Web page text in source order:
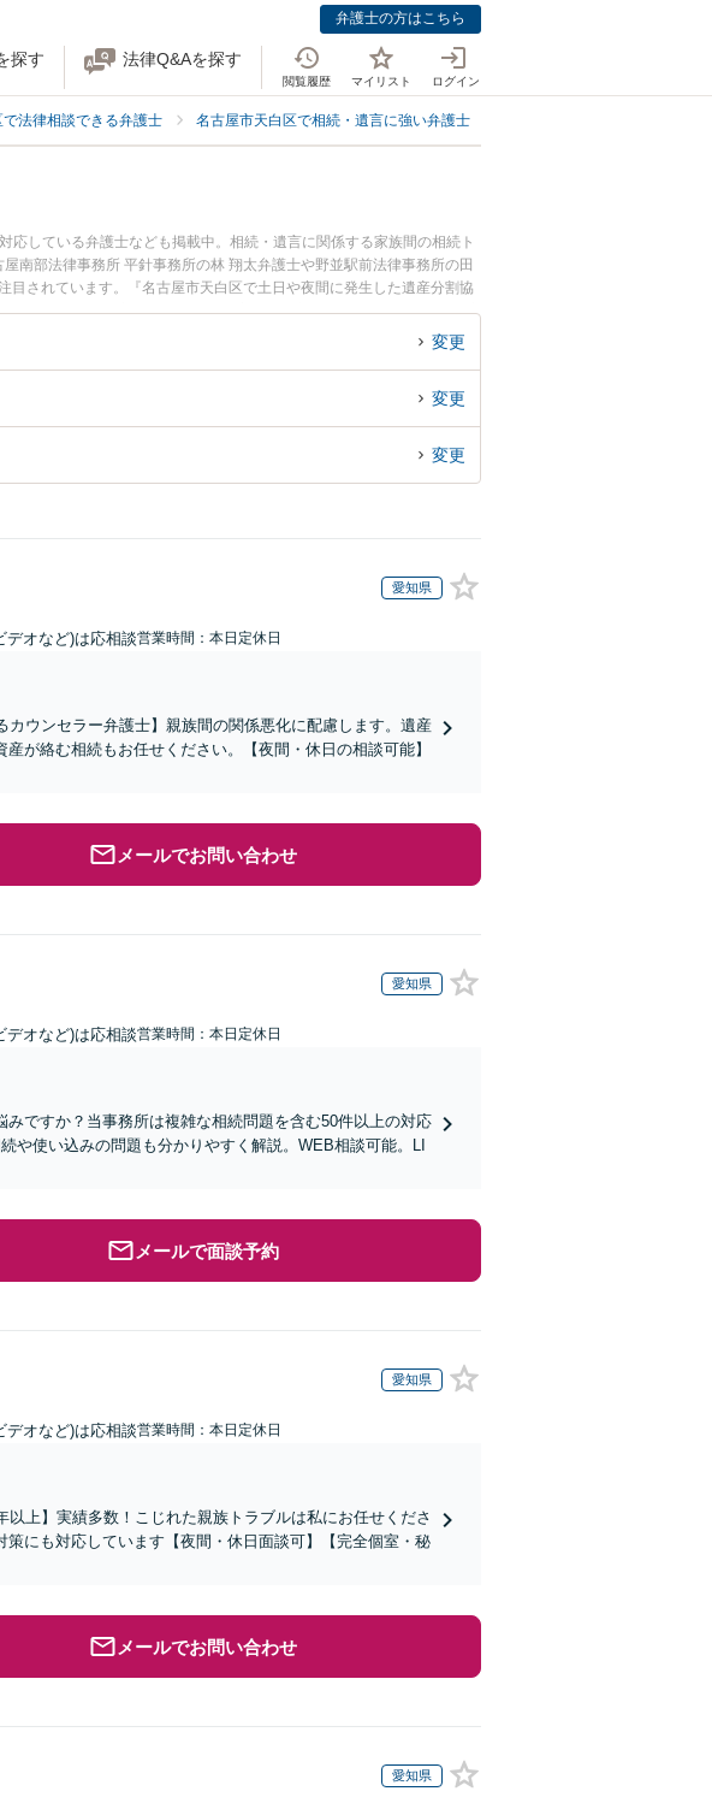
弁護士の方はこちら
探す 法律Q&Aを探す
閲覧履歴 マイリスト ログイン
で法律相談できる弁護士 名古屋市天白区で相続・遺言に強い弁護士
している弁護士なども掲載中。相続・遺言に関係する家族間の相続ト
南部法律事務所 平針事務所の林 翔太弁護士や野並駅前法律事務所の田
されています。『名古屋市天白区で土日や夜間に発生した遺産分割協
検索したい』『初回相談無料で遺産分割協議を法律相談できる名古屋市
変更
変更
変更
愛知県
デオなど)は応相談営業時間：本日定休日
カウンセラー弁護士】親族間の関係悪化に配慮します。遺産
が絡む相続もお任せください。【夜間・休日の相談可能】
メールでお問い合わせ
愛知県
デオなど)は応相談営業時間：本日定休日
ですか？当事務所は複雑な相続問題を含む50件以上の対応
や使い込みの問題も分かりやすく解説。WEB相談可能。LI
メールで面談予約
愛知県
デオなど)は応相談営業時間：本日定休日
以上】実績多数！こじれた親族トラブルは私にお任せくださ
にも対応しています【夜間・休日面談可】【完全個室・秘
メールでお問い合わせ
愛知県